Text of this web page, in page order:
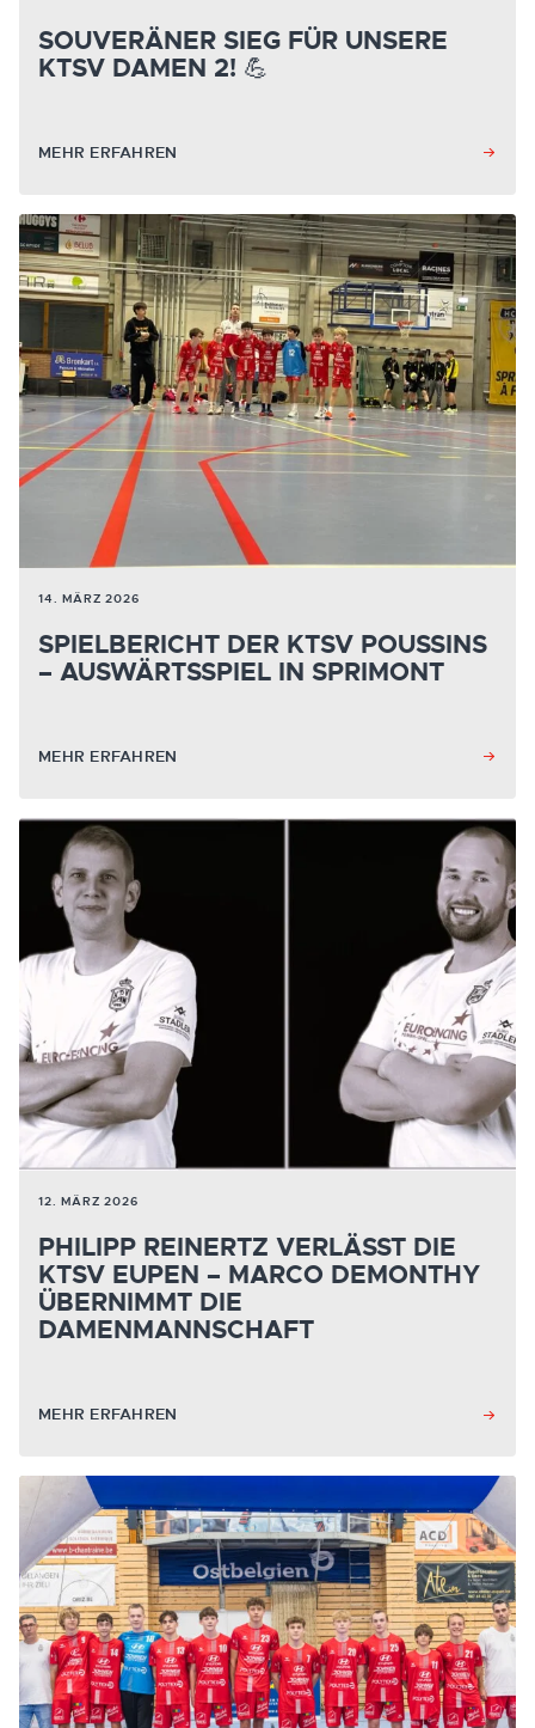
SOUVERÄNER SIEG FÜR UNSERE
KTSV DAMEN 2! 💪
MEHR ERFAHREN
14. MÄRZ 2026
SPIELBERICHT DER KTSV POUSSINS
– AUSWÄRTSSPIEL IN SPRIMONT
MEHR ERFAHREN
12. MÄRZ 2026
PHILIPP REINERTZ VERLÄSST DIE
KTSV EUPEN – MARCO DEMONTHY
ÜBERNIMMT DIE
DAMENMANNSCHAFT
MEHR ERFAHREN